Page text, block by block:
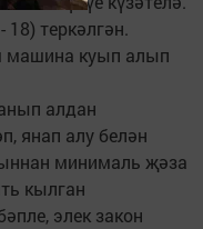
теркәлгән.
машина куып алып
алдан
янап алу белән
минималь җәза
кылган
элек закон